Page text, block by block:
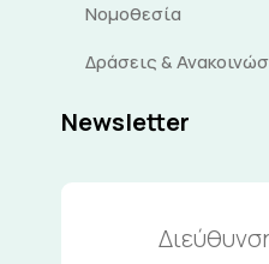
Νομοθεσία
Δράσεις &
Newsletter